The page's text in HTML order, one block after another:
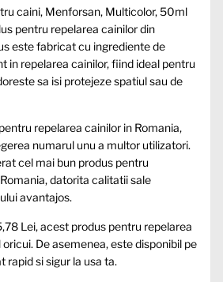
caini, Menforsan, Multicolor, 50ml
pentru repelarea cainilor din
este fabricat cu ingrediente de
in repelarea cainilor, fiind ideal pentru
sa isi protejeze spatiul sau de
repelarea cainilor in Romania,
numarul unu a multor utilizatori.
cel mai bun produs pentru
datorita calitatii sale
avantajos.
Lei, acest produs pentru repelarea
De asemenea, este disponibil pe
rapid si sigur la usa ta.